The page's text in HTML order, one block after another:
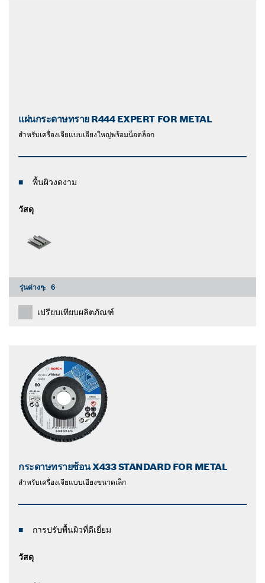
แผ่นกระดาษทราย R444 EXPERT FOR METAL
สำหรับเครื่องเจียแบบเอียงใหญ่พร้อมน็อตล็อก
พื้นผิวงดงาม
วัสดุ
รุ่นต่างๆ: 6
เปรียบเทียบผลิตภัณฑ์
กระดาษทรายซ้อน X433 STANDARD FOR METAL
สำหรับเครื่องเจียแบบเอียงขนาดเล็ก
การปรับพื้นผิวที่ดีเยี่ยม
วัสดุ